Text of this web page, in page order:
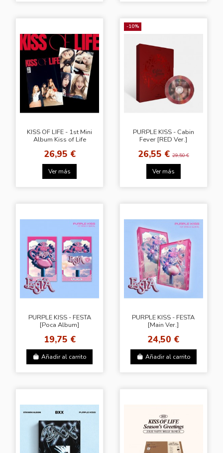
KISS OF LIFE - 1st Mini
Album Kiss of Life
26,95 €
Ver más
-10%
PURPLE KISS - Cabin
Fever [RED Ver.]
26,55 €29,50 €
Ver más
PURPLE KISS - FESTA
[Poca Album]
19,75 €
Añadir al carrito
PURPLE KISS - FESTA
[Main Ver.]
24,50 €
Añadir al carrito